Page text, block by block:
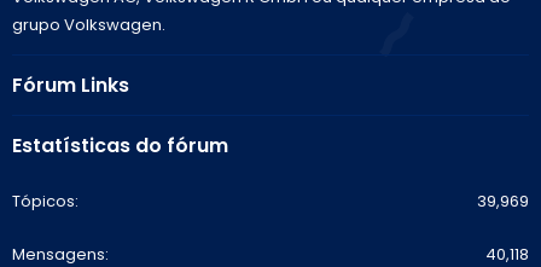
grupo Volkswagen.
Fórum Links
Estatísticas do fórum
Tópicos 39,969
Mensagens 40,118